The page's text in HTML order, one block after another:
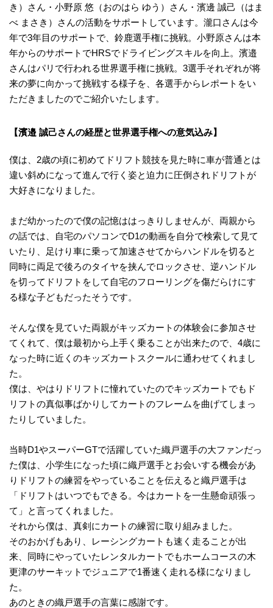
き）さん・小野原 悠（おのはら ゆう）さん・濱邊 誠己（はま
べ まさき）さんの活動をサポートしています。瀧口さんは今
年で3年目のサポートで、鈴鹿選手権に挑戦。小野原さんは本
年からのサポートでHRSでドライビングスキルを向上。濱邉
さんはパリで行われる世界選手権に挑戦。3選手それぞれが将
来の夢に向かって挑戦する様子を、各選手からレポートをい
ただきましたのでご紹介いたします。
【濱邉 誠己さんの経歴と世界選手権への意気込み】
僕は、2歳の頃に初めてドリフト競技を見た時に車が普通とは
違い斜めになって進んで行く姿と迫力に圧倒されドリフトが
大好きになりました。
まだ幼かったので僕の記憶ははっきりしませんが、両親から
の話では、自宅のパソコンでD1の動画を自分で検索して見て
いたり、足けり車に乗って加速させてからハンドルを切ると
同時に両足で後ろのタイヤを挟んでロックさせ、逆ハンドル
を切ってドリフトをして自宅のフローリングを傷だらけにす
る様な子どもだったそうです。
そんな僕を見ていた両親がキッズカートの体験会に参加させ
てくれて、僕は最初から上手く乗ることが出来たので、4歳に
なった時に近くのキッズカートスクールに通わせてくれまし
た。
僕は、やはりドリフトに憧れていたのでキッズカートでもド
リフトの真似事ばかりしてカートのフレームを曲げてしまっ
たりしていました。
当時D1やスーパーGTで活躍していた織戸選手の大ファンだっ
た僕は、小学生になった頃に織戸選手とお会いする機会があ
りドリフトの練習をやっていることを伝えると織戸選手は
「ドリフトはいつでもできる。今はカートを一生懸命頑張っ
て」と言ってくれました。
それから僕は、真剣にカートの練習に取り組みました。
そのおかげもあり、レーシングカートも速く走ることが出
来、同時にやっていたレンタルカートでもホームコースの木
更津のサーキットでジュニアで1番速く走れる様になりまし
た。
あのときの織戸選手の言葉に感謝です。